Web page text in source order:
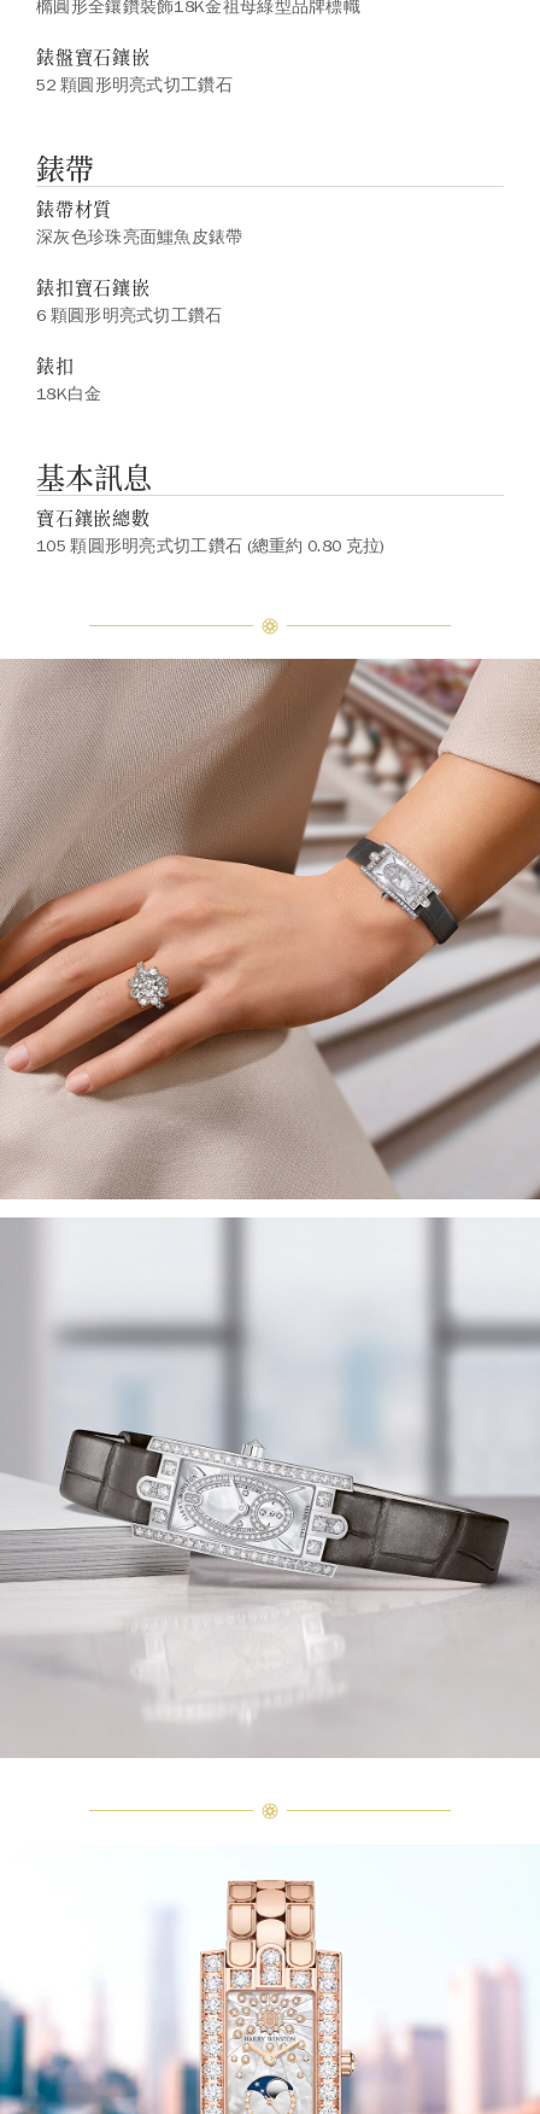
橢圓形全鑲鑽裝飾18K金祖母綠型品牌標幟
錶盤寶石鑲嵌
52 顆圓形明亮式切工鑽石
錶帶
錶帶材質
深灰色珍珠亮面鱷魚皮錶帶
錶扣寶石鑲嵌
6 顆圓形明亮式切工鑽石
錶扣
18K白金
基本訊息
寶石鑲嵌總數
105 顆圓形明亮式切工鑽石 (總重約 0.80 克拉)